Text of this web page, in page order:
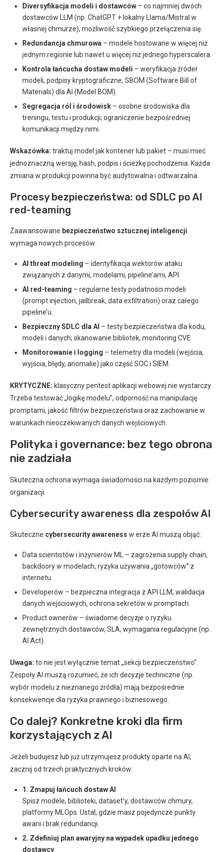
Diversyfikacja modeli i dostawców – co najmniej dwóch
dostawców LLM (np. ChatGPT + lokalny Llama/Mistral w
własnej chmurze), możliwość szybkiego przełączenia się.
Redundancja chmurowa – modele hostowane w więcej niż
jednym regionie lub nawet u więcej niż jednego hyperscalera.
Kontrola łańcucha dostaw modeli – weryfikacja źródeł
modeli, podpisy kryptograficzne, SBOM (Software Bill of
Materials) dla AI (Model BOM).
Segregacja ról i środowisk – osobne środowiska dla
treningu, testu i produkcji; ograniczenie bezpośredniej
komunikacji między nimi.
Wskazówka: traktuj model jak kontener lub pakiet – musi mieć
jednoznaczną wersję, hash, podpis i ścieżkę pochodzenia. Każda
zmiana w produkcji powinna być audytowalna i odtwarzalna.
Procesy bezpieczeństwa: od SDLC po AI
red-teaming
Zaawansowane bezpieczeństwo sztucznej inteligencji
wymaga nowych procesów:
AI threat modeling – identyfikacja wektorów ataku
związanych z danymi, modelami, pipeline’ami, API.
AI red-teaming – regularne testy podatności modeli
(prompt injection, jailbreak, data exfiltration) oraz całego
pipeline’u.
Bezpieczny SDLC dla AI – testy bezpieczeństwa dla kodu,
modeli i danych; skanowanie bibliotek, monitoring CVE.
Monitorowanie i logging – telemetry dla modeli (wejścia,
wyjścia, błędy, anomalie) jako część SOC i SIEM.
KRYTYCZNE: klasyczny pentest aplikacji webowej nie wystarczy.
Trzeba testować „logikę modelu”, odporność na manipulację
promptami, jakość filtrów bezpieczeństwa oraz zachowanie w
warunkach nieoczekiwanych danych wejściowych.
Polityka i governance: bez tego obrona
nie zadziała
Skuteczna ochrona wymaga świadomości na każdym poziomie
organizacji.
Cybersecurity awareness dla zespołów AI
Skuteczne cybersecurity awareness w erze AI muszą objąć:
Data scientistów i inżynierów ML – zagrożenia supply chain,
backdoory w modelach, ryzyka używania „gotowców” z
internetu.
Developerów – bezpieczna integracja z API LLM, walidacja
danych wejściowych, ochrona sekretów w promptach.
Product ownerów – świadome decyzje o ryzyku
zewnętrznych dostawców, SLA, wymagania regulacyjne (np.
AI Act).
Uwaga: to nie jest wyłącznie temat „sekcji bezpieczeństwo”.
Zespoły AI muszą rozumieć, że ich decyzje techniczne (np.
wybór modelu z nieznanego źródła) mają bezpośrednie
konsekwencje dla ryzyka prawnego i biznesowego.
Co dalej? Konkretne kroki dla firm
korzystających z AI
Jeżeli budujesz lub już utrzymujesz produkty oparte na AI,
zacznij od trzech praktycznych kroków:
1. Zmapuj łańcuch dostaw AI
Spisz modele, biblioteki, dataset’y, dostawców chmury,
platformy MLOps. Ustal, gdzie masz pojedyncze punkty
awarii i brak redundancji.
2. Zdefiniuj plan awaryjny na wypadek upadku jednego
dostawcy